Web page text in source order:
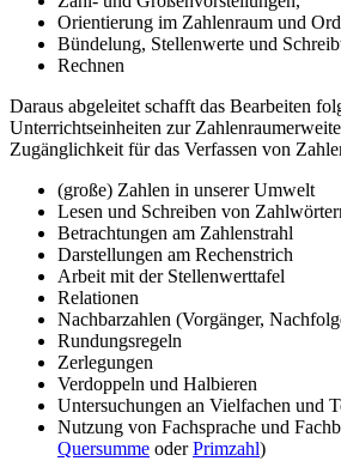
Orientierung im Zahlenraum und
Bündelung, Stellenwerte und
Rechnen
Daraus abgeleitet schafft das Bearbeiten
Unterrichtseinheiten zur
Zugänglichkeit für das Verfassen von
(große) Zahlen in unserer Umwelt
Lesen und Schreiben von
Betrachtungen am Zahlenstrahl
Darstellungen am Rechenstrich
Arbeit mit der Stellenwerttafel
Relationen
Nachbarzahlen (Vorgänger,
Rundungsregeln
Zerlegungen
Verdoppeln und Halbieren
Untersuchungen an Vielfachen und
Nutzung von Fachsprache und
Quersumme oderPrimzahl)